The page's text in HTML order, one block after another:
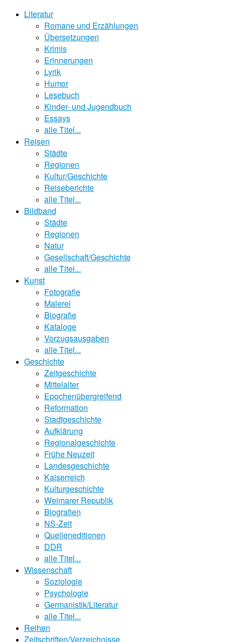
Literatur
Romane und Erzählungen
Übersetzungen
Krimis
Erinnerungen
Lyrik
Humor
Lesebuch
Kinder- und Jugendbuch
Essays
alle Titel...
Reisen
Städte
Regionen
Kultur/Geschichte
Reiseberichte
alle Titel...
Bildband
Städte
Regionen
Natur
Gesellschaft/Geschichte
alle Titel...
Kunst
Fotografie
Malerei
Biografie
Kataloge
Vorzugsausgaben
alle Titel...
Geschichte
Zeitgeschichte
Mittelalter
Epochenübergreifend
Reformation
Stadtgeschichte
Aufklärung
Regionalgeschichte
Frühe Neuzeit
Landesgeschichte
Kaiserreich
Kulturgeschichte
Weimarer Republik
Biografien
NS-Zeit
Quelleneditionen
DDR
alle Titel...
Wissenschaft
Soziologie
Psychologie
Germanistik/Literatur
alle Titel...
Reihen
Zeitschriften/Verzeichnisse